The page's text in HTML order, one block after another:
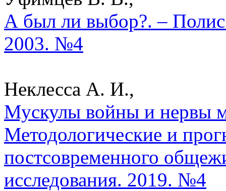
А был ли выбор?. –
2003. №4
Неклесса А. И.,
Мускулы войны и нервы
Методологические и
постсовременного
исследования. 2019. №4